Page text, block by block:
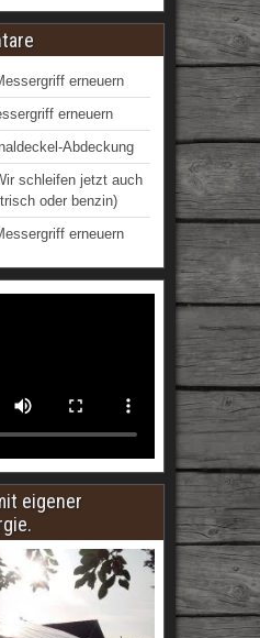
erneuern
erneuern
Abdeckung
schleifen jetzt auch
oder benzin)
erneuern
eigener